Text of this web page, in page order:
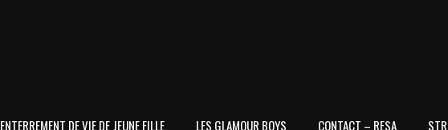
ENTERREMENT DE VIE DE JEUNE FILLE LES GLAMOUR BOYS CONTACT – RESA